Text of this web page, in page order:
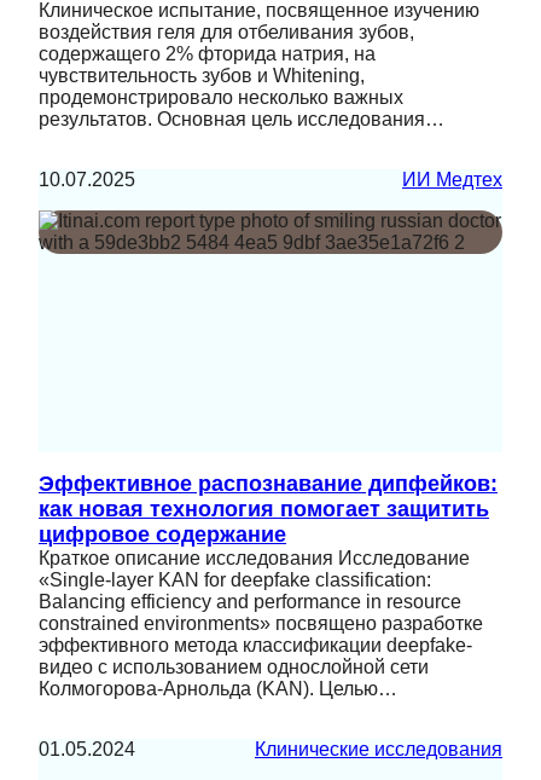
Клиническое испытание, посвященное изучению
воздействия геля для отбеливания зубов,
содержащего 2% фторида натрия, на
чувствительность зубов и Whitening,
продемонстрировало несколько важных
результатов. Основная цель исследования…
10.07.2025 ИИ Медтех
Эффективное распознавание дипфейков:
как новая технология помогает защитить
цифровое содержание
Краткое описание исследования Исследование
«Single-layer KAN for deepfake classification:
Balancing efficiency and performance in resource
constrained environments» посвящено разработке
эффективного метода классификации deepfake-
видео с использованием однослойной сети
Колмогорова-Арнольда (KAN). Целью…
01.05.2024 Клинические исследования